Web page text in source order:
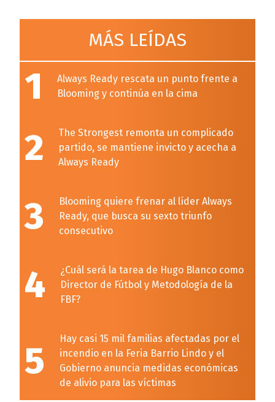
MÁS LEÍDAS
1
Always Ready rescata un punto frente a
Blooming y continúa en la cima
2
The Strongest remonta un complicado
partido, se mantiene invicto y acecha a
Always Ready
3
Blooming quiere frenar al líder Always
Ready, que busca su sexto triunfo
consecutivo
4
¿Cuál será la tarea de Hugo Blanco como
Director de Fútbol y Metodología de la
FBF?
5
Hay casi 15 mil familias afectadas por el
incendio en la Feria Barrio Lindo y el
Gobierno anuncia medidas económicas
de alivio para las víctimas